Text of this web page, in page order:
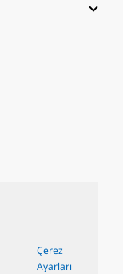
Çerez
Ayarları